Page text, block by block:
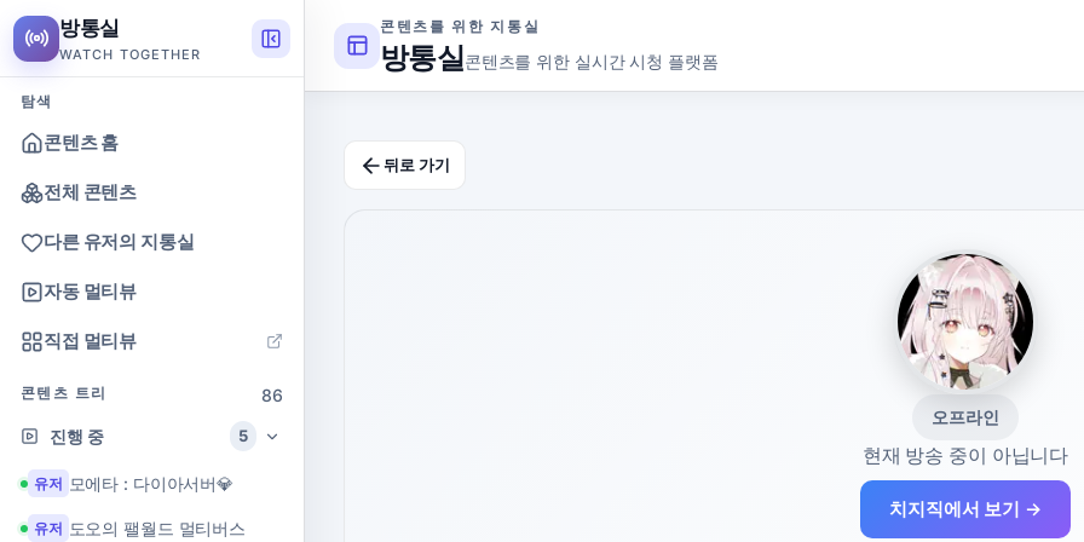
방통실
WATCH TOGETHER
탐색
콘텐츠 홈
전체 콘텐츠
다른 유저의 지통실
자동 멀티뷰
직접 멀티뷰
콘텐츠 트리
86
진행 중
5
유저 모에타 : 다이아서버💎
유저 도오의 팰월드 멀티버스
콘텐츠를 위한 지통실
방통실콘텐츠를 위한 실시간 시청 플랫폼
뒤로 가기
오프라인
현재 방송 중이 아닙니다
치지직에서 보기 →